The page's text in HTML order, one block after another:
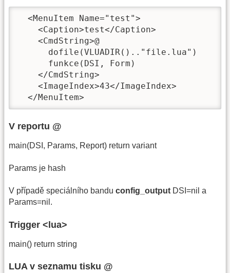
  <MenuItem Name="test">
    <Caption>test</Caption>
    <CmdString>@
      dofile(VLUADIR().."file.lua")
      funkce(DSI, Form)
    </CmdString>
    <ImageIndex>43</ImageIndex>
  </MenuItem>
V reportu @
main(DSI, Params, Report) return variant
Params je hash
V případě speciálního bandu config_output DSI=nil a
Params=nil.
Trigger <lua>
main() return string
LUA v seznamu tisku @